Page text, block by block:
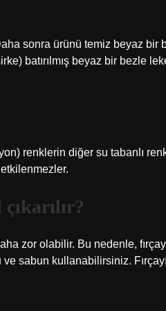
sonra ürünü temiz beyaz bir
batırılmış beyaz bir bezle
renklerin diğer su tabanlı
zor olabilir. Bu nedenle,
sabun kullanabilirsiniz.